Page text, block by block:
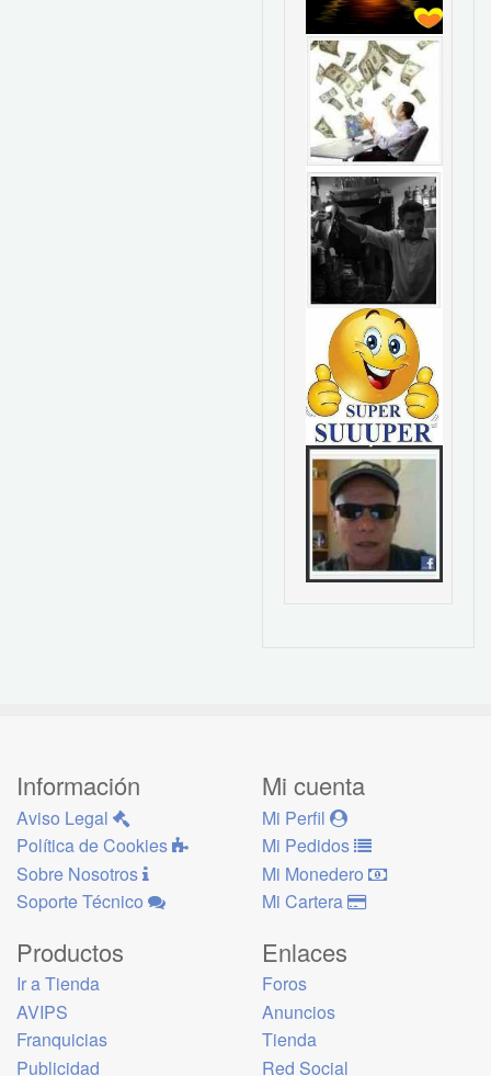
Información
Aviso Legal
Política de Cookies
Sobre Nosotros
Soporte Técnico
Mi cuenta
Mi Perfil
Mi Pedidos
Mi Monedero
Mi Cartera
Productos
Ir a Tienda
AVIPS
Franquicias
Publicidad
Enlaces
Foros
Anuncios
Tienda
Red Social